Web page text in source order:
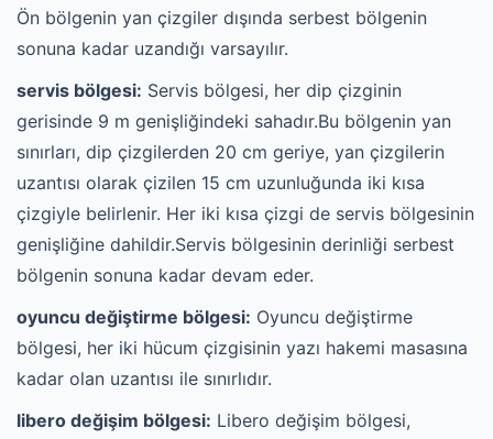
Ön bölgenin yan çizgiler dışında serbest bölgenin
sonuna kadar uzandığı varsayılır.
servis bölgesi: Servis bölgesi, her dip çizginin
gerisinde 9 m genişliğindeki sahadır.Bu bölgenin yan
sınırları, dip çizgilerden 20 cm geriye, yan çizgilerin
uzantısı olarak çizilen 15 cm uzunluğunda iki kısa
çizgiyle belirlenir. Her iki kısa çizgi de servis bölgesinin
genişliğine dahildir.Servis bölgesinin derinliği serbest
bölgenin sonuna kadar devam eder.
oyuncu değiştirme bölgesi: Oyuncu değiştirme
bölgesi, her iki hücum çizgisinin yazı hakemi masasına
kadar olan uzantısı ile sınırlıdır.
libero değişim bölgesi: Libero değişim bölgesi,